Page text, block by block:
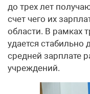
до трех лет
счет чего их
области. В рамках
удается стабильно
средней зарплате
учреждений.